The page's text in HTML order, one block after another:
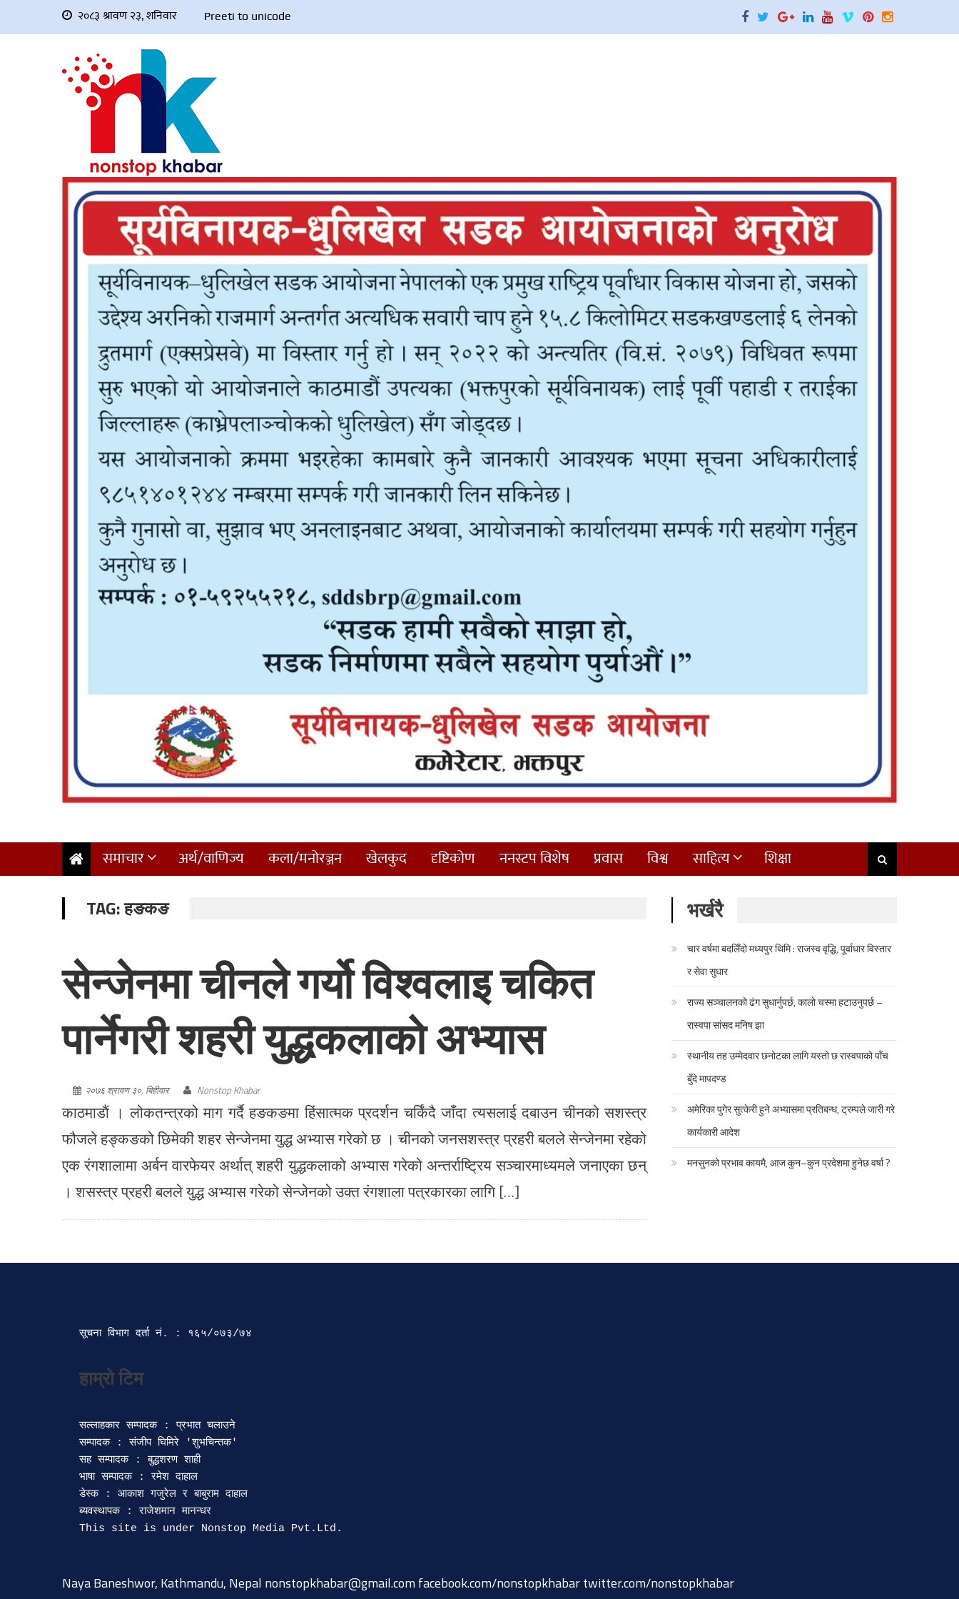
२०८३ श्रावण २३, शनिवार Preeti to unicode
समाचार अर्थ/वाणिज्य कला/मनोरञ्जन खेलकुद दृष्टिकोण ननस्टप विशेष प्रवास विश्व साहित्य शिक्षा
TAG:हङकङ
सेन्जेनमा चीनले गर्यो विश्वलाइ चकित
पार्नेगरी शहरी युद्धकलाको अभ्यास
२०७६ श्रावण ३०, बिहीवार Nonstop Khabar
काठमाडाैं । लोकतन्त्रको माग गर्दै हङकङमा हिंसात्मक प्रदर्शन चर्किंदै जाँदा त्यसलाई दबाउन चीनको सशस्त्र
फौजले हङ्कङको छिमेकी शहर सेन्जेनमा युद्ध अभ्यास गरेको छ । चीनको जनसशस्त्र प्रहरी बलले सेन्जेनमा रहेको
एक रंगशालामा अर्बन वारफेयर अर्थात् शहरी युद्धकलाको अभ्यास गरेको अन्तर्राष्ट्रिय सञ्चारमाध्यमले जनाएका छन्
। शसस्त्र प्रहरी बलले युद्ध अभ्यास गरेको सेन्जेनको उक्त रंगशाला पत्रकारका लागि […]
भर्खरै
चार वर्षमा बदलिँदो मध्यपुर थिमि : राजस्व वृद्धि, पूर्वाधार विस्तार
र सेवा सुधार
राज्य सञ्चालनको ढंग सुधार्नुपर्छ, कालो चस्मा हटाउनुपर्छ –
रास्वपा सांसद मनिष झा
स्थानीय तह उम्मेदवार छनोटका लागि यस्तो छ रास्वपाको पाँच
बुँदे मापदण्ड
अमेरिका पुगेर सुत्केरी हुने अभ्यासमा प्रतिबन्ध, ट्रम्पले जारी गरे
कार्यकारी आदेश
मनसुनको प्रभाव कायमै, आज कुन–कुन प्रदेशमा हुनेछ वर्षा ?
सूचना विभाग दर्ता‍ नं. : १६५/०७३/७४
हाम्रो टिम
सल्लाहकार सम्पादक : प्रभात चलाउने
सम्पादक : संजीप घिमिरे 'शुभचिन्तक'
सह सम्पादक : बुद्धशरण शाही
भाषा सम्पादक : रमेश दाहाल
डेस्क : आकाश गजुरेल र बाबुराम दाहाल
ब्यवस्थापक : राजेशमान मानन्धर
Naya Baneshwor, Kathmandu, Nepal nonstopkhabar@gmail.com facebook.com/nonstopkhabar twitter.com/nonstopkhabar